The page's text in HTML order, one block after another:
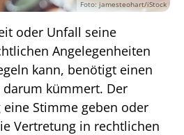
Foto: jamesteohart/iStock
oder Unfall seine
Angelegenheiten
kann, benötigt einen
kümmert. Der
Stimme geben oder
Vertretung in rechtlichen